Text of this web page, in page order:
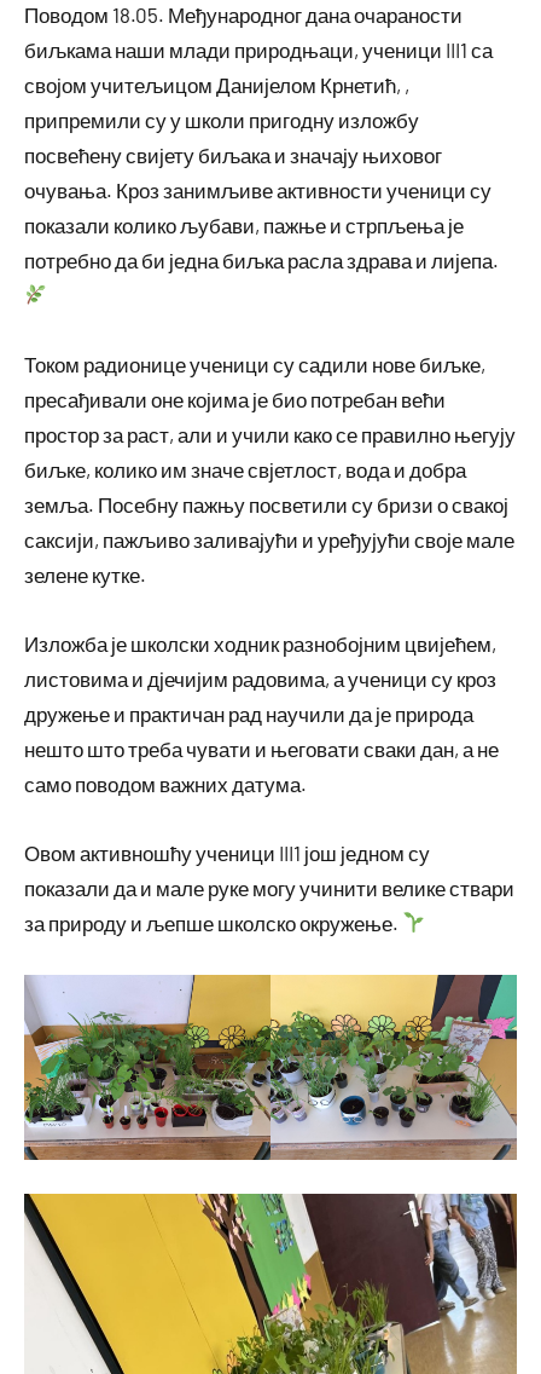
Поводом 18.05. Међународног дана очараности
биљкама наши млади природњаци, ученици III1 са
својом учитељицом Данијелом Крнетић, ,
припремили су у школи пригодну изложбу
посвећену свијету биљака и значају њиховог
очувања. Кроз занимљиве активности ученици су
показали колико љубави, пажње и стрпљења је
потребно да би једна биљка расла здрава и лијепа.
Током радионице ученици су садили нове биљке,
пресађивали оне којима је био потребан већи
простор за раст, али и учили како се правилно његују
биљке, колико им значе свјетлост, вода и добра
земља. Посебну пажњу посветили су бризи о свакој
саксији, пажљиво заливајући и уређујући своје мале
зелене кутке.
Изложба је школски ходник разнобојним цвијећем,
листовима и дјечијим радовима, а ученици су кроз
дружење и практичан рад научили да је природа
нешто што треба чувати и његовати сваки дан, а не
само поводом важних датума.
Овом активношћу ученици III1 још једном су
показали да и мале руке могу учинити велике ствари
за природу и љепше школско окружење.